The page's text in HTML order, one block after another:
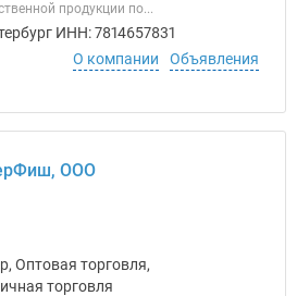
продукции по...
ИНН: 7814657831
О компании
Объявления
ООО
Оптовая торговля,
торговля